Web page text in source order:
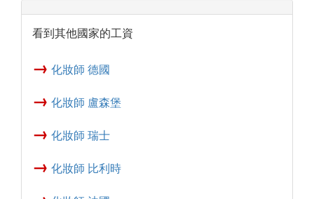
看到其他國家的工資
→ 化妝師 德國
→ 化妝師 盧森堡
→ 化妝師 瑞士
→ 化妝師 比利時